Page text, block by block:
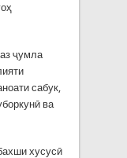
ҷумла
сабук,
ва
хусусӣ